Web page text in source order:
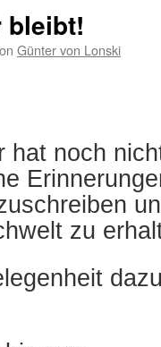
bleibt!
Günter von Lonski
hat noch
zu